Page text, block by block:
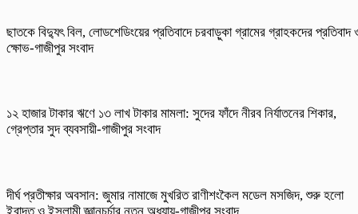
ছাতকে বিদ্যুৎ বিল, লোডশেডিংয়ের প্রতিবাদে চরবাড়ুকা গ্রামের গ্রাহকদের প্রতিবাদ
ক্ষোভ-গাজীপুর সংবাদ
১২ হাজার টাকার ঋণে ১৩ লাখ টাকার মামলা: সুদের ফাঁদে নীরব নির্যাতনের শিকার,
গ্রেপ্তার সুদ ব্যবসায়ী-গাজীপুর সংবাদ
দীর্ঘ প্রতীক্ষার অবসান: জুমার নামাজে মুখরিত রাণীশংকৈল মডেল মসজিদ, শুরু হলো
ইবাদত ও ইসলামী জ্ঞানচর্চার নতুন অধ্যায়-গাজীপুর সংবাদ